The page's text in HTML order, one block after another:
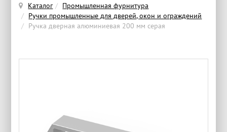
Каталог
Промышленная фурнитура
Ручки промышленные для дверей, окон и ограждений
Ручка дверная алюминиевая 200 мм серая